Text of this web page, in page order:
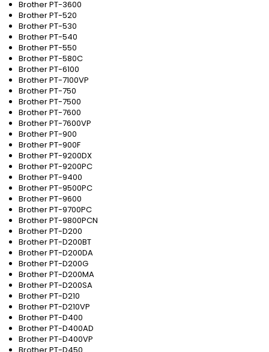
Brother PT-3600
Brother PT-520
Brother PT-530
Brother PT-540
Brother PT-550
Brother PT-580C
Brother PT-6100
Brother PT-7100VP
Brother PT-750
Brother PT-7500
Brother PT-7600
Brother PT-7600VP
Brother PT-900
Brother PT-900F
Brother PT-9200DX
Brother PT-9200PC
Brother PT-9400
Brother PT-9500PC
Brother PT-9600
Brother PT-9700PC
Brother PT-9800PCN
Brother PT-D200
Brother PT-D200BT
Brother PT-D200DA
Brother PT-D200G
Brother PT-D200MA
Brother PT-D200SA
Brother PT-D210
Brother PT-D210VP
Brother PT-D400
Brother PT-D400AD
Brother PT-D400VP